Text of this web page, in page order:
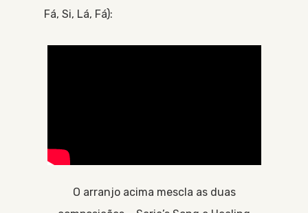
Fá, Si, Lá, Fá):
O arranjo acima mescla as duas